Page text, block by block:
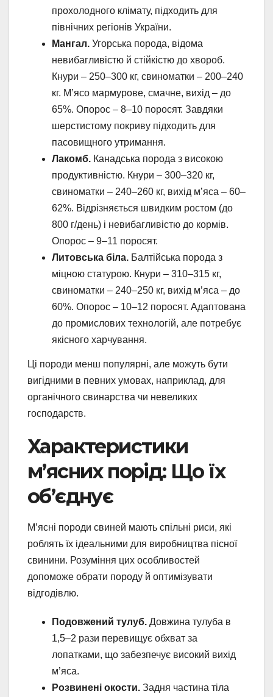
прохолодного клімату, підходить для
північних регіонів України.
Мангал. Угорська порода, відома
невибагливістю й стійкістю до хвороб.
Кнури – 250–300 кг, свиноматки – 200–240
кг. М’ясо мармурове, смачне, вихід – до
65%. Опорос – 8–10 поросят. Завдяки
шерстистому покриву підходить для
пасовищного утримання.
Лакомб. Канадська порода з високою
продуктивністю. Кнури – 300–320 кг,
свиноматки – 240–260 кг, вихід м’яса – 60–
62%. Відрізняється швидким ростом (до
800 г/день) і невибагливістю до кормів.
Опорос – 9–11 поросят.
Литовська біла. Балтійська порода з
міцною статурою. Кнури – 310–315 кг,
свиноматки – 240–250 кг, вихід м’яса – до
60%. Опорос – 10–12 поросят. Адаптована
до промислових технологій, але потребує
якісного харчування.
Ці породи менш популярні, але можуть бути
вигідними в певних умовах, наприклад, для
органічного свинарства чи невеликих
господарств.
Характеристики
м’ясних порід: Що їх
об’єднує
М’ясні породи свиней мають спільні риси, які
роблять їх ідеальними для виробництва пісної
свинини. Розуміння цих особливостей
допоможе обрати породу й оптимізувати
відгодівлю.
Подовжений тулуб. Довжина тулуба в
1,5–2 рази перевищує обхват за
лопатками, що забезпечує високий вихід
м’яса.
Розвинені окости. Задня частина тіла